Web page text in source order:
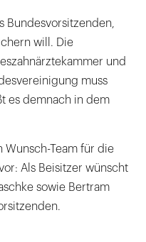
Bundesvorsitzenden,
will. Die
und
muss
es demnach in dem
Wunsch-Team für die
Als Beisitzer wünscht
sowie Bertram